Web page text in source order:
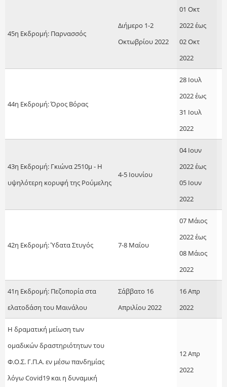
45η Εκδρομή: Παρνασσός
Διήμερο 1-2
Οκτωβρίου 2022
01 Οκτ
2022έως
02 Οκτ
2022
44η Εκδρομή: Όρος Βόρας
28 Ιουλ
2022έως
31 Ιουλ
2022
43η Εκδρομή: Γκιώνα 2510μ - Η
υψηλότερη κορυφή της Ρούμελης
4-5 Ιουνίου
04 Ιουν
2022έως
05 Ιουν
2022
42η Εκδρομή: Ύδατα Στυγός 7-8 Μαΐου
07 Μάιος
2022έως
08 Μάιος
2022
41η Εκδρομή: Πεζοπορία στα
ελατοδάση του Μαινάλου
Σάββατο 16
Απριλίου 2022
16 Απρ
2022
Η δραματική μείωση των
ομαδικών δραστηριότητων του
Φ.Ο.Σ. Γ.Π.Α. εν μέσω πανδημίας
λόγω Covid19 και η δυναμική
12 Απρ
2022